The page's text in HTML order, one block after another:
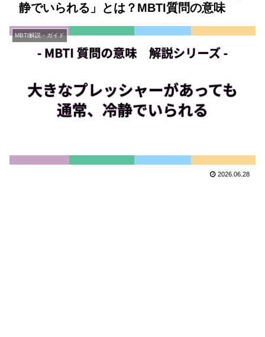
静でいられる」とは？MBTI質問の意味
MBTI解説・ガイド
2026.06.28